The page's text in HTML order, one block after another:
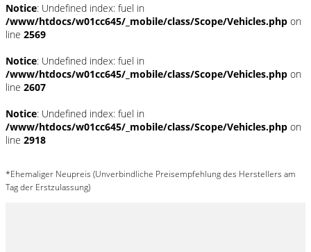
Notice: Undefined index: fuel in
/www/htdocs/w01cc645/_mobile/class/Scope/Vehicles.php on
line 2569
Notice: Undefined index: fuel in
/www/htdocs/w01cc645/_mobile/class/Scope/Vehicles.php on
line 2607
Notice: Undefined index: fuel in
/www/htdocs/w01cc645/_mobile/class/Scope/Vehicles.php on
line 2918
*Ehemaliger Neupreis (Unverbindliche Preisempfehlung des Herstellers am
Tag der Erstzulassung)